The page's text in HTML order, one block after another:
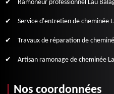
Ramoneur professionnel Lau
Service d'entretien de cheminée
Travaux de réparation de
Artisan ramonage de cheminée
Nos coordonnées